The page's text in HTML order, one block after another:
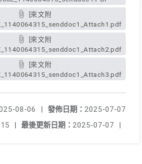
發佈日期： 2025-07-07
08-06
|
最後更新日期： 2025-07-07 |
|